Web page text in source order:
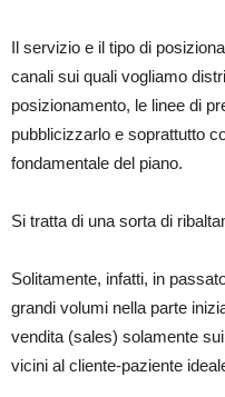
Il servizio e il tipo di
canali sui quali vogliamo
posizionamento, le linee di
pubblicizzarlo e soprattutto
fondamentale del piano.
Si tratta di una sorta di
Solitamente, infatti, in
grandi volumi nella parte
vendita (sales) solamente
vicini al cliente-paziente